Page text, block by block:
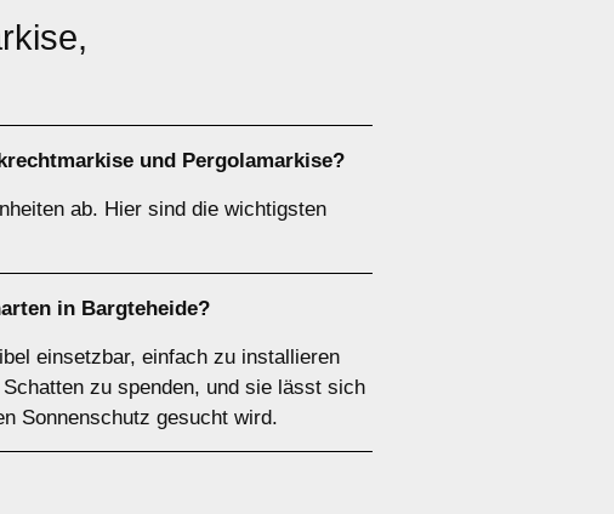
und Pergolamarkise?
ab. Hier sind die wichtigsten
in Bargteheide?
einsetzbar, einfach zu installieren
zu spenden, und sie lässt sich
Sonnenschutz gesucht wird.